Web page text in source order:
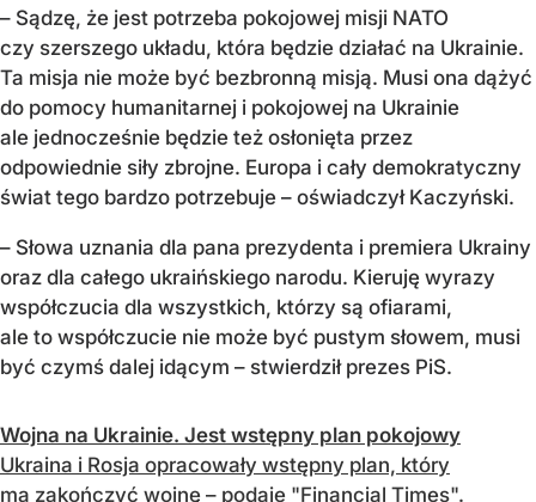
– Sądzę, że jest potrzeba pokojowej misji NATO
czy szerszego układu, która będzie działać na Ukrainie.
Ta misja nie może być bezbronną misją. Musi ona dążyć
do pomocy humanitarnej i pokojowej na Ukrainie
ale jednocześnie będzie też osłonięta przez
odpowiednie siły zbrojne. Europa i cały demokratyczny
świat tego bardzo potrzebuje – oświadczył Kaczyński.
– Słowa uznania dla pana prezydenta i premiera Ukrainy
oraz dla całego ukraińskiego narodu. Kieruję wyrazy
współczucia dla wszystkich, którzy są ofiarami,
ale to współczucie nie może być pustym słowem, musi
być czymś dalej idącym – stwierdził prezes PiS.
Wojna na Ukrainie. Jest wstępny plan pokojowy
Ukraina i Rosja opracowały wstępny plan, który
ma zakończyć wojnę – podaje "Financial Times".